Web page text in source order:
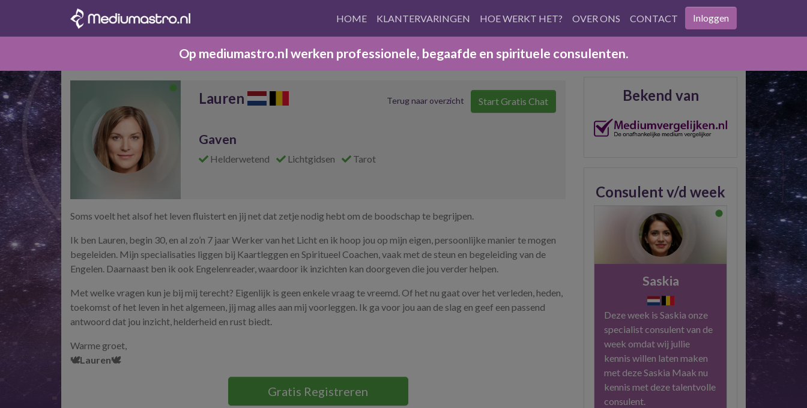
HOME KLANTERVARINGEN HOE WERKT HET? OVER ONS CONTACT Inloggen
Op mediumastro.nl werken professionele, begaafde en spirituele consulenten.
Lauren Terug naar overzicht Start Gratis Chat
Gaven
Helderwetend Lichtgidsen Tarot
Soms voelt het alsof het leven fluistert en jij net dat zetje nodig hebt om de boodschap te begrijpen.
Ik ben Lauren, begin 30, en al zo’n 7 jaar Werker van het Licht en ik hoop jou op mijn eigen, persoonlijke manier te mogen
begeleiden. Mijn specialisaties liggen bij Kaartleggen en Spiritueel Coachen, vaak met de steun en begeleiding van de
Engelen. Daarnaast ben ik ook Engelenreader, waardoor ik inzichten kan doorgeven die jou verder helpen.
Met welke vragen kun je bij mij terecht? Eigenlijk is geen enkele vraag te vreemd. Of het nu gaat over het verleden, heden,
toekomst of het leven in het algemeen, jij mag alles aan mij voorleggen. Ik ga voor jou aan de slag en geef een passend
antwoord dat jou inzicht, helderheid en rust biedt.
Warme groet,
🕊️Lauren🕊️
Gratis Registreren
Bekend van
Consulent v/d week
Saskia
Deze week is Saskia onze
specialist consulent van de
week omdat wij jullie
kennis willen laten maken
met deze Saskia Maak nu
kennis met deze talentvolle
consulent.